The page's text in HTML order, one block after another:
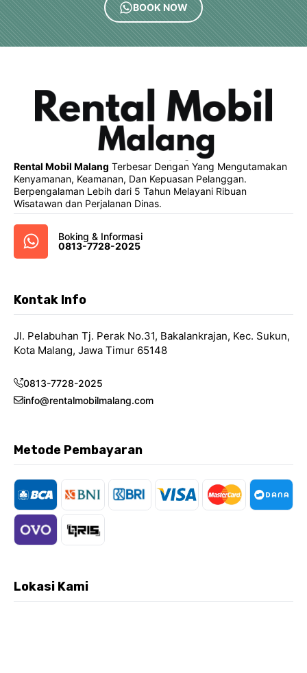
BOOK NOW
Rental Mobil Malang Terbesar Dengan Yang Mengutamakan
Kenyamanan, Keamanan, Dan Kepuasan Pelanggan.
Berpengalaman Lebih dari 5 Tahun Melayani Ribuan
Wisatawan dan Perjalanan Dinas.
Boking & Informasi
0813-7728-2025
Kontak Info
Jl. Pelabuhan Tj. Perak No.31, Bakalankrajan, Kec. Sukun,
Kota Malang, Jawa Timur 65148
0813-7728-2025
info@rentalmobilmalang.com
Metode Pembayaran
Lokasi Kami